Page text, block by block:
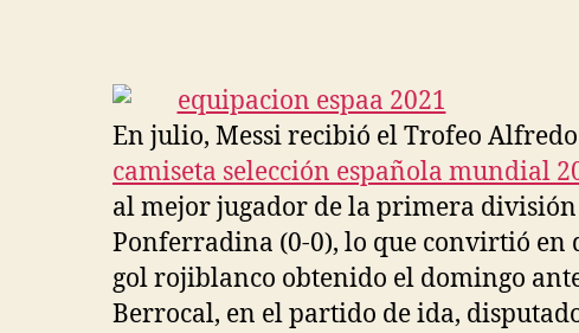
En julio, Messi recibió el Trofeo
camiseta selección española mundial
al mejor jugador de la primera división
Ponferradina (0-0), lo que convirtió en
gol rojiblanco obtenido el domingo
Berrocal, en el partido de ida,